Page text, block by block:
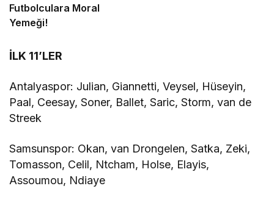
Futbolculara Moral
Yemeği!
İLK 11’LER
Antalyaspor: Julian, Giannetti, Veysel, Hüseyin,
Paal, Ceesay, Soner, Ballet, Saric, Storm, van de
Streek
Samsunspor: Okan, van Drongelen, Satka, Zeki,
Tomasson, Celil, Ntcham, Holse, Elayis,
Assoumou, Ndiaye